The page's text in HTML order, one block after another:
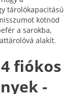
tárolókapacitású
kötnöd
a sarokba,
alakít.
fiókos
-